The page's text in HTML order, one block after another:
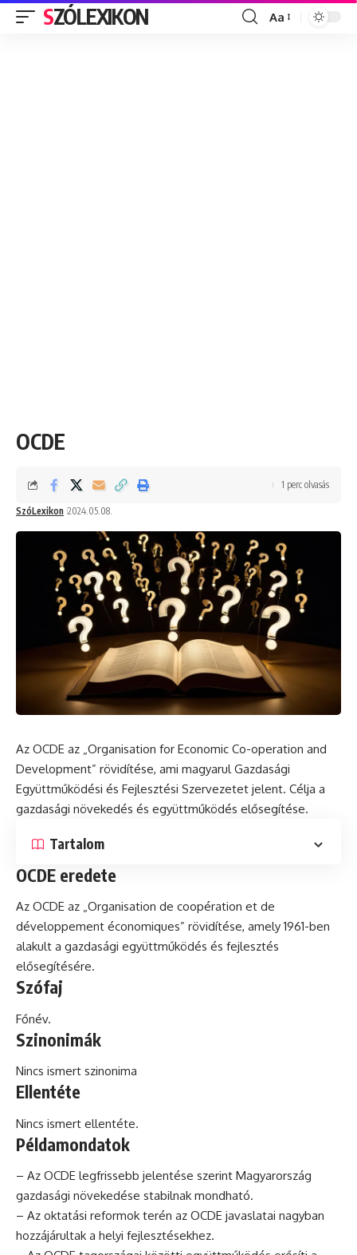
SZÓLEXIKON
Font
Aa
OCDE
SzóLexikon 2024.05.08.
1 perc olvasás
Az OCDE az „Organisation for Economic Co-operation and
Development” rövidítése, ami magyarul Gazdasági
Együttműködési és Fejlesztési Szervezetet jelent. Célja a
gazdasági növekedés és együttműködés elősegítése.
Tartalom
OCDE eredete
Az OCDE az „Organisation de coopération et de
développement économiques” rövidítése, amely 1961-ben
alakult a gazdasági együttműködés és fejlesztés
elősegítésére.
Szófaj
Főnév.
Szinonimák
Nincs ismert szinonima
Ellentéte
Nincs ismert ellentéte.
Példamondatok
– Az OCDE legfrissebb jelentése szerint Magyarország
gazdasági növekedése stabilnak mondható.
– Az oktatási reformok terén az OCDE javaslatai nagyban
hozzájárultak a helyi fejlesztésekhez.